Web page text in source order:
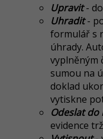
Upravit-
Uhradit-
formulář s
úhrady.
vyplněným
sumou na
doklad
vytiskne
Odeslat do
evidence